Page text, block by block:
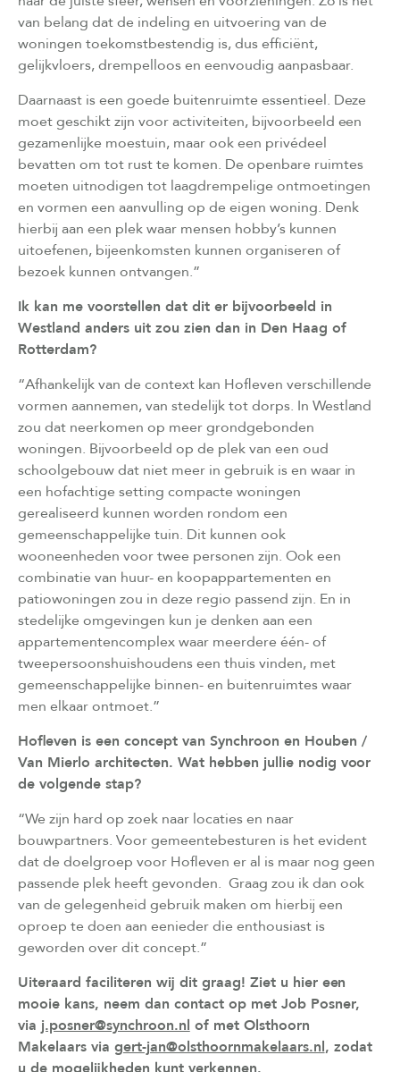
van belang dat de indeling en uitvoering van de
woningen toekomstbestendig is, dus efficiënt,
gelijkvloers, drempelloos en eenvoudig aanpasbaar.
Daarnaast is een goede buitenruimte essentieel. Deze
moet geschikt zijn voor activiteiten, bijvoorbeeld een
gezamenlijke moestuin, maar ook een privédeel
bevatten om tot rust te komen. De openbare ruimtes
moeten uitnodigen tot laagdrempelige ontmoetingen
en vormen een aanvulling op de eigen woning. Denk
hierbij aan een plek waar mensen hobby’s kunnen
uitoefenen, bijeenkomsten kunnen organiseren of
bezoek kunnen ontvangen.”
Ik kan me voorstellen dat dit er bijvoorbeeld in
Westland anders uit zou zien dan in Den Haag of
Rotterdam?
“Afhankelijk van de context kan Hofleven verschillende
vormen aannemen, van stedelijk tot dorps. In Westland
zou dat neerkomen op meer grondgebonden
woningen. Bijvoorbeeld op de plek van een oud
schoolgebouw dat niet meer in gebruik is en waar in
een hofachtige setting compacte woningen
gerealiseerd kunnen worden rondom een
gemeenschappelijke tuin. Dit kunnen ook
wooneenheden voor twee personen zijn. Ook een
combinatie van huur- en koopappartementen en
patiowoningen zou in deze regio passend zijn. En in
stedelijke omgevingen kun je denken aan een
appartementencomplex waar meerdere één- of
tweepersoonshuishoudens een thuis vinden, met
gemeenschappelijke binnen- en buitenruimtes waar
men elkaar ontmoet.”
Hofleven is een concept van Synchroon en Houben /
Van Mierlo architecten. Wat hebben jullie nodig voor
de volgende stap?
“We zijn hard op zoek naar locaties en naar
bouwpartners. Voor gemeentebesturen is het evident
dat de doelgroep voor Hofleven er al is maar nog geen
passende plek heeft gevonden. Graag zou ik dan ook
van de gelegenheid gebruik maken om hierbij een
oproep te doen aan eenieder die enthousiast is
geworden over dit concept.”
Uiteraard faciliteren wij dit graag! Ziet u hier een
mooie kans, neem dan contact op met Job Posner,
via j.posner@synchroon.nl of met Olsthoorn
Makelaars via gert-jan@olsthoornmakelaars.nl, zodat